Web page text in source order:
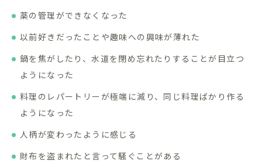
薬の管理ができなくなった
以前好きだったことや趣味への興味が薄れた
鍋を焦がしたり、水道を閉め忘れたりすることが目立つ
ようになった
料理のレパートリーが極端に減り、同じ料理ばかり作る
ようになった
人柄が変わったように感じる
財布を盗まれたと言って騒ぐことがある